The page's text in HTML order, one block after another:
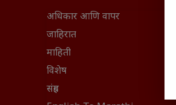
अधिकार आणि वापर
जाहिरात
माहिती
विशेष
संग्रह